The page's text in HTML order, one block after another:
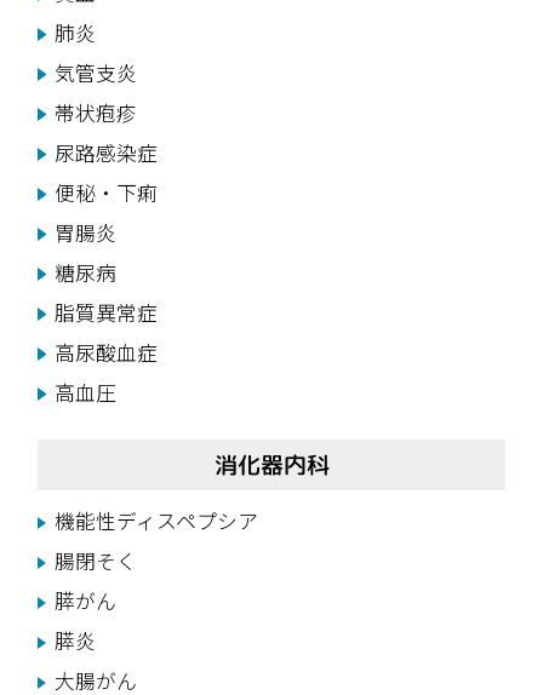
肺炎
気管支炎
帯状疱疹
尿路感染症
便秘・下痢
胃腸炎
糖尿病
脂質異常症
高尿酸血症
高血圧
消化器内科
機能性ディスペプシア
腸閉そく
膵がん
膵炎
大腸がん